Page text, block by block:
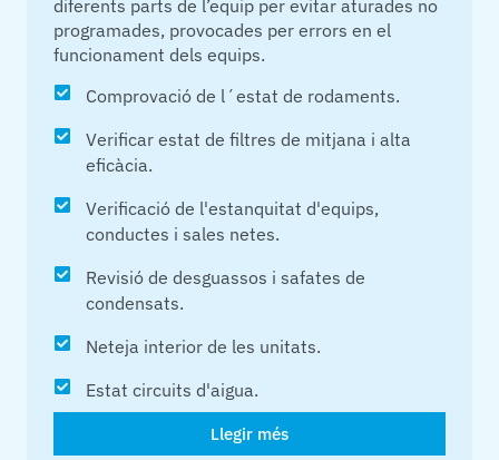
diferents parts de l’equip per evitar aturades no
programades, provocades per errors en el
funcionament dels equips.
Comprovació de l´estat de rodaments.
Verificar estat de filtres de mitjana i alta
eficàcia.
Verificació de l'estanquitat d'equips,
conductes i sales netes.
Revisió de desguassos i safates de
condensats.
Neteja interior de les unitats.
Estat circuits d'aigua.
Llegir més